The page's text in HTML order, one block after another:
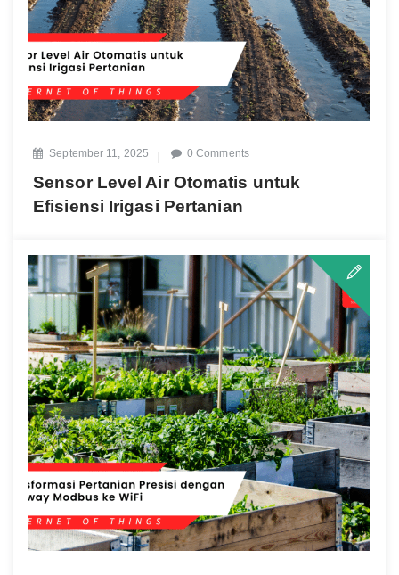
September 11, 2025 0 Comments
Sensor Level Air Otomatis untuk
Efisiensi Irigasi Pertanian